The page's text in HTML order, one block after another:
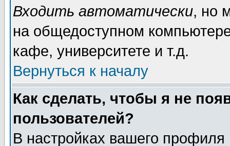
Входить автоматически, но
на общедоступном
кафе, университете и т.д.
Вернуться к началу
Как сделать, чтобы я не
пользователей?
В настройках вашего